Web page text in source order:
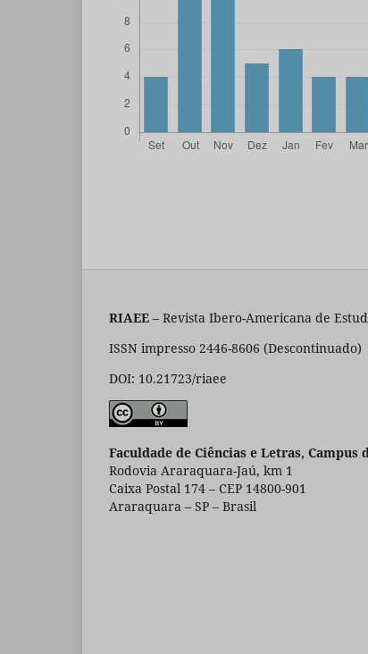
RIAEE – Revista Ibero-Americana de
ISSN impresso 2446-8606 (Descontinuado)
DOI: 10.21723/riaee
Faculdade de Ciências e Letras, Campus
Rodovia Araraquara-Jaú, km 1
Caixa Postal 174 – CEP 14800-901
Araraquara – SP – Brasil